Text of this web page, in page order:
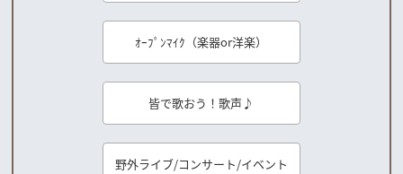
ｵｰﾌﾟﾝﾏｲｸ（楽器or洋楽）
皆で歌おう！歌声♪
野外ライブ/コンサート/イベント